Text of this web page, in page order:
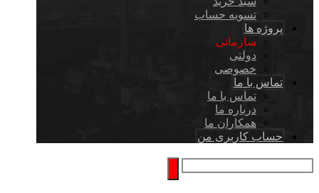
تسویه حساب
پروژه ها
سازمانی
دولتی
خصوصی
تماس با ما
تماس با ما
درباره ما
همکاران ما
حساب کاربری من